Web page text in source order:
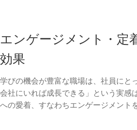
エンゲージメント・定
効果
学びの機会が豊富な職場は、社員にと
会社にいれば成長できる」という実感
への愛着、すなわちエンゲージメント